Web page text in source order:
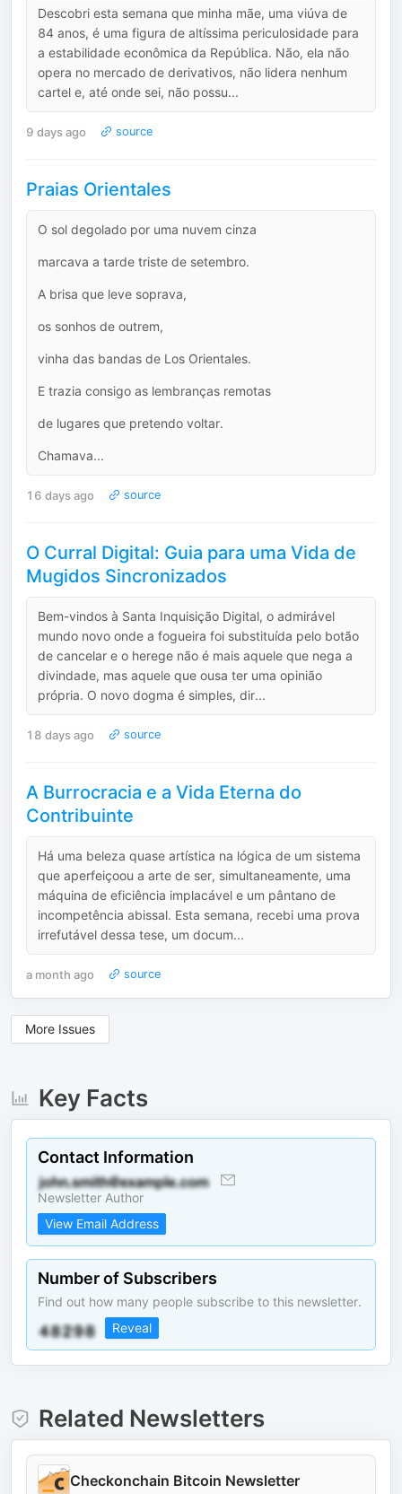
Descobri esta semana que minha mãe, uma viúva de
84 anos, é uma figura de altíssima periculosidade para
a estabilidade econômica da República. Não, ela não
opera no mercado de derivativos, não lidera nenhum
cartel e, até onde sei, não possu...
9 days ago source
Praias Orientales
O sol degolado por uma nuvem cinza
marcava a tarde triste de setembro.
A brisa que leve soprava,
os sonhos de outrem,
vinha das bandas de Los Orientales.
E trazia consigo as lembranças remotas
de lugares que pretendo voltar.
Chamava...
16 days ago source
O Curral Digital: Guia para uma Vida de
Mugidos Sincronizados
Bem-vindos à Santa Inquisição Digital, o admirável
mundo novo onde a fogueira foi substituída pelo botão
de cancelar e o herege não é mais aquele que nega a
divindade, mas aquele que ousa ter uma opinião
própria. O novo dogma é simples, dir...
18 days ago source
A Burrocracia e a Vida Eterna do
Contribuinte
Há uma beleza quase artística na lógica de um sistema
que aperfeiçoou a arte de ser, simultaneamente, uma
máquina de eficiência implacável e um pântano de
incompetência abissal. Esta semana, recebi uma prova
irrefutável dessa tese, um docum...
a month ago source
More Issues
Key Facts
Contact Information
Newsletter Author
View Email Address
Number of Subscribers
Find out how many people subscribe to this newsletter.
Reveal
Related Newsletters
Checkonchain Bitcoin Newsletter